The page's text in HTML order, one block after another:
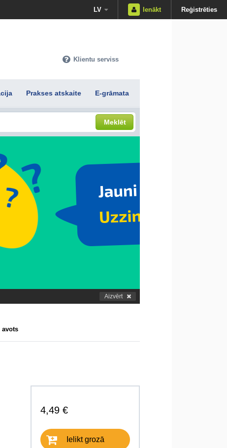
LV Ienākt Reģistrēties
Klientu serviss
Prakses atskaite E-grāmata
Meklēt
Aizvērt
avots
4,49 €
Ielikt grozā